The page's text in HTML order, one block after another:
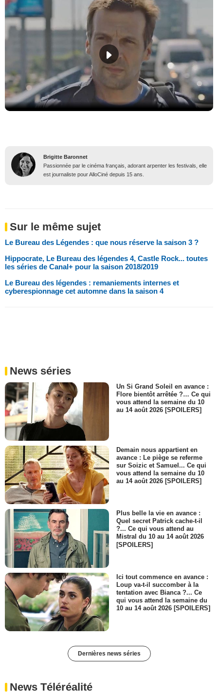
Brigitte Baronnet
Passionnée par le cinéma français, adorant arpenter les festivals, elle
est journaliste pour AlloCiné depuis 15 ans.
Sur le même sujet
Le Bureau des Légendes : que nous réserve la saison 3 ?
Hippocrate, Le Bureau des légendes 4, Castle Rock... toutes
les séries de Canal+ pour la saison 2018/2019
Le Bureau des légendes : remaniements internes et
cyberespionnage cet automne dans la saison 4
News séries
Un Si Grand Soleil en avance :
Flore bientôt arrêtée ?… Ce qui
vous attend la semaine du 10
au 14 août 2026 [SPOILERS]
Demain nous appartient en
avance : Le piège se referme
sur Soizic et Samuel... Ce qui
vous attend la semaine du 10
au 14 août 2026 [SPOILERS]
Plus belle la vie en avance :
Quel secret Patrick cache-t-il
?... Ce qui vous attend au
Mistral du 10 au 14 août 2026
[SPOILERS]
Ici tout commence en avance :
Loup va-t-il succomber à la
tentation avec Bianca ?... Ce
qui vous attend la semaine du
10 au 14 août 2026 [SPOILERS]
Dernières news séries
News Téléréalité